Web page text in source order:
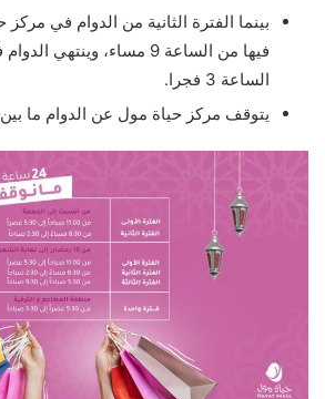
بينما الفترة الثانية من الدوام في مركز
فيها من الساعة 9 مساء،
الساعة 3 فجرا.
يتوقف مركز حياة مول عن الدوام ما بين